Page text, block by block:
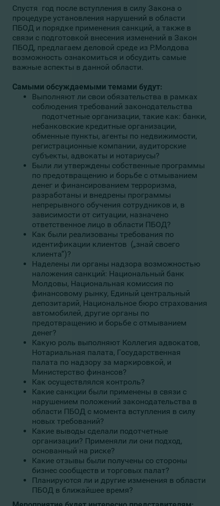
Cпустя год после вступления в силу Закона о
процедуре установления нарушений в области
ПБОД и порядке применения санкций, а также в
связи с подготовкой внесения изменений в Закон
ПБОД, предлагаем деловой среде из Р.Молдова
возможность ознакомиться и обсудить самые
важные аспекты в данной области.
Самыми обсуждаемыми темами будут:
Выполняют ли свои обязательства в рамках
соблюдения требований законодательства
подотчетные организации, такие как: банки,
небанковские кредитные организации,
обменные пункты, агенты по недвижимости,
регистрационные компании, аудиторские
субъекты, адвокаты и нотариусы?
Были ли утверждены собственные программы
по предотвращению и борьбе с отмыванием
денег и финансированием терроризма,
разработаны и внедрены программы
непрерывного обучения сотрудников и, в
зависимости от ситуации, назначено
ответственное лицо в области ПБОД?
Как были реализованы требования по
идентификации клиентов („знай своего
клиента”)?
Наделены ли органы надзора возможностью
наложения санкций: Национальный банк
Молдовы, Национальная комиссия по
финансовому рынку, Единый центральный
депозитарий, Национальное бюро страхования
автомобилей, другие органы по
предотвращению и борьбе с отмыванием
денег?
Какую роль выполняют Коллегия адвокатов,
Нотариальная палата, Государственная
палата по надзору за маркировкой, и
Министерство финансов?
Как осуществлялся контроль?
Какие санкции были применены в связи с
нарушением положений законодательства в
области ПБОД с момента вступления в силу
новых требований?
Какие выводы сделали подотчетные
организации? Применяли ли они подход,
основанный на риске?
Какие отзывы были получены со стороны
бизнес сообществ и торговых палат?
Планируются ли и другие изменения в области
ПБОД в ближайшее время?